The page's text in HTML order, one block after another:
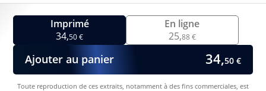
Imprimé
34,50 €
En ligne
25,88 €
Ajouter au panier 34,50 €
Toute reproduction de ces extraits, notamment à des fins commerciales, est